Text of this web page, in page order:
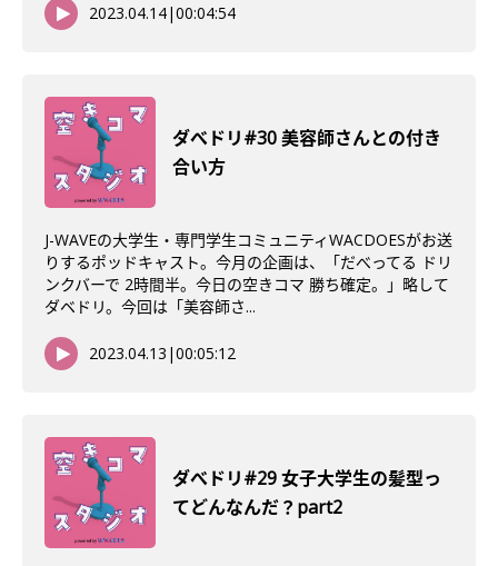
2023.04.14|00:04:54
ダべドリ#30 美容師さんとの付き
合い方
J-WAVEの大学生・専門学生コミュニティWACDOESがお送
りするポッドキャスト。今月の企画は、「だべってる ドリ
ンクバーで 2時間半。今日の空きコマ 勝ち確定。」略して
ダベドリ。今回は「美容師さ...
2023.04.13 |00:05:12
ダべドリ#29 女子大学生の髪型っ
てどんなんだ？part2